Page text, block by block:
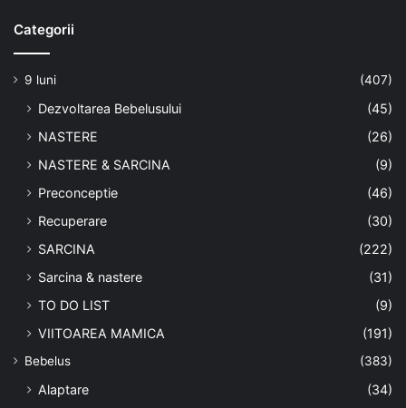
Categorii
9 luni (407)
Dezvoltarea Bebelusului
(45)
NASTERE
(26)
NASTERE & SARCINA
(9)
Preconceptie
(46)
Recuperare
(30)
SARCINA
(222)
Sarcina & nastere
(31)
TO DO LIST
(9)
VIITOAREA MAMICA
(191)
Bebelus (383)
Alaptare
(34)